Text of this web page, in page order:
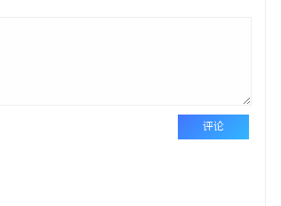
评论